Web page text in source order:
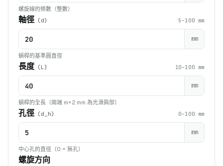
螺旋線的條數（整數）
軸徑 (d) 5–100 mm
mm
蝸桿的基準圓直徑
長度 (L) 10–100 mm
mm
蝸桿的全長（兩端 m×2 mm 為光滑肩部）
孔徑 (d_h) 0–100 mm
mm
中心孔的直徑（0 = 無孔）
螺旋方向